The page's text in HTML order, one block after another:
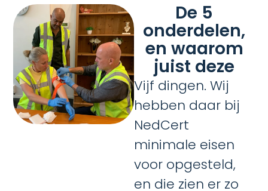
De 5
onderdelen,
en waarom
juist deze
Vijf dingen. Wij
hebben daar bij
NedCert
minimale eisen
voor opgesteld,
en die zien er zo